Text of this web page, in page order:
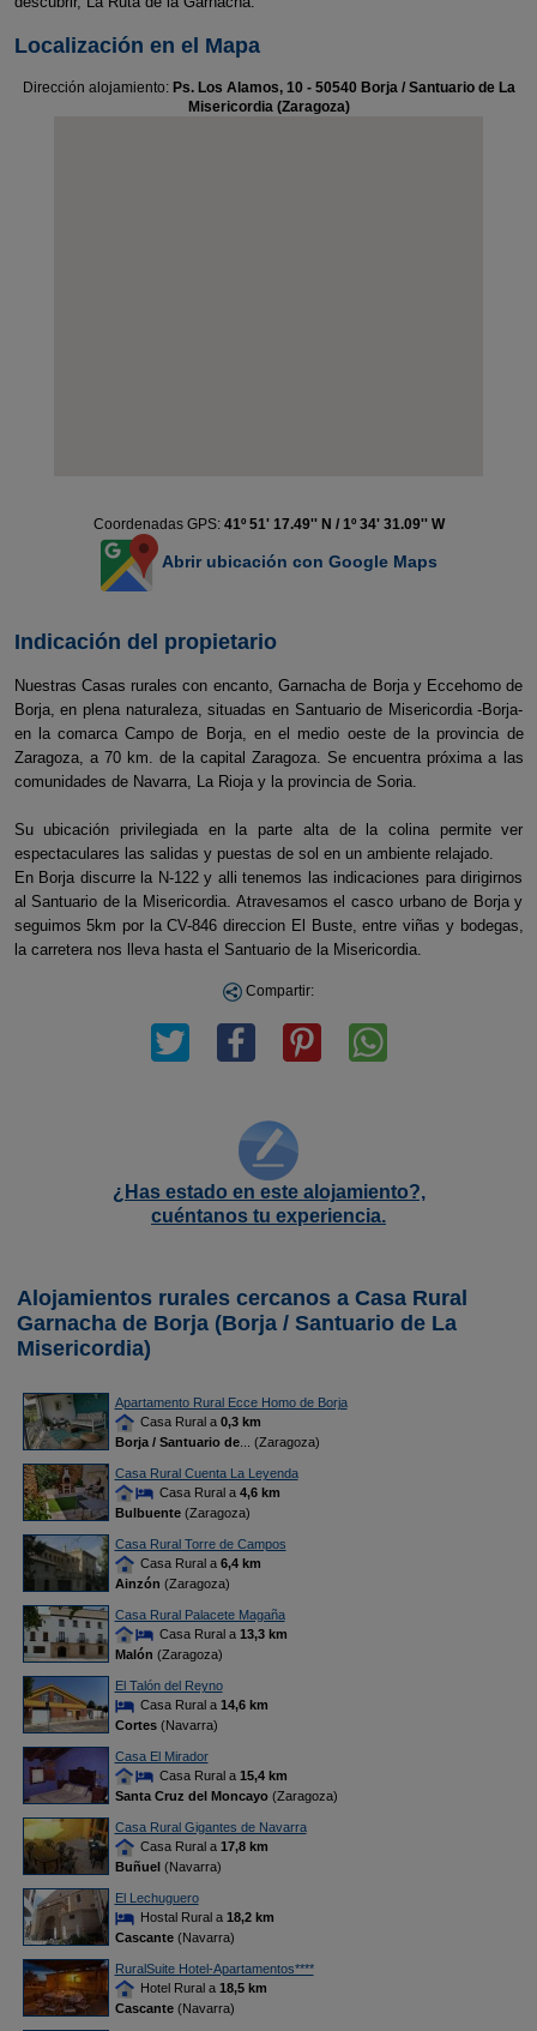
Localización en el Mapa
Dirección alojamiento: Ps. Los Alamos, 10 - 50540 Borja / Santuario de La
Misericordia (Zaragoza)
Coordenadas GPS: 41º 51' 17.49'' N / 1º 34' 31.09'' W
Abrir ubicación con Google Maps
Indicación del propietario
Nuestras Casas rurales con encanto, Garnacha de Borja y Eccehomo de
Borja, en plena naturaleza, situadas en Santuario de Misericordia -Borja-
en la comarca Campo de Borja, en el medio oeste de la provincia de
Zaragoza, a 70 km. de la capital Zaragoza. Se encuentra próxima a las
comunidades de Navarra, La Rioja y la provincia de Soria.
Su ubicación privilegiada en la parte alta de la colina permite ver
espectaculares las salidas y puestas de sol en un ambiente relajado.
En Borja discurre la N-122 y alli tenemos las indicaciones para dirigirnos
al Santuario de la Misericordia. Atravesamos el casco urbano de Borja y
seguimos 5km por la CV-846 direccion El Buste, entre viñas y bodegas,
la carretera nos lleva hasta el Santuario de la Misericordia.
Compartir:
¿Has estado en este alojamiento?,
cuéntanos tu experiencia.
Alojamientos rurales cercanos a Casa Rural
Garnacha de Borja (Borja / Santuario de La
Misericordia)
Apartamento Rural Ecce Homo de Borja
Casa Rural a 0,3 km
Borja / Santuario de... (Zaragoza)
Casa Rural Cuenta La Leyenda
Casa Rural a 4,6 km
Bulbuente(Zaragoza)
Casa Rural Torre de Campos
Casa Rural a 6,4 km
Ainzón (Zaragoza)
Casa Rural Palacete Magaña
Casa Rural a 13,3 km
Malón (Zaragoza)
El Talón del Reyno
Casa Rural a 14,6 km
Cortes(Navarra)
Casa El Mirador
Casa Rural a 15,4 km
Santa Cruz del Moncayo(Zaragoza)
Casa Rural Gigantes de Navarra
Casa Rural a 17,8 km
Buñuel(Navarra)
El Lechuguero
Hostal Rural a 18,2 km
Cascante(Navarra)
RuralSuite Hotel-Apartamentos****
Hotel Rural a 18,5 km
Cascante(Navarra)